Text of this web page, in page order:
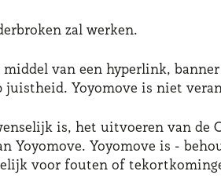
zal werken.
van een hyperlink,
juistheid. Yoyomove is niet
is, het uitvoeren van de
Yoyomove is -
voor fouten of